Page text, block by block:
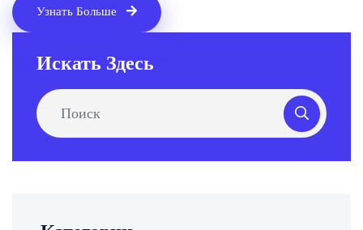
клиентов. Маркетолог Григорий Чарный делится своими
инсайтами о том, как правильно использовать данный
инструмент и какие возможности открывает LinkedIn в
Узнать Больше
Искать Здесь